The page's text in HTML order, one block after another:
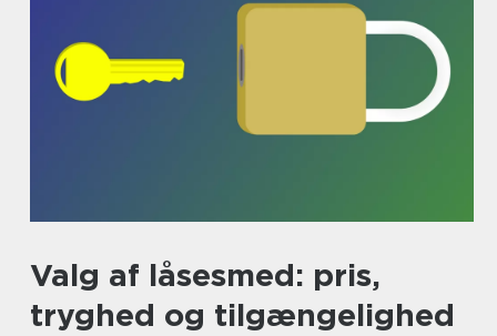
Valg af låsesmed: pris,
tryghed og tilgængelighed